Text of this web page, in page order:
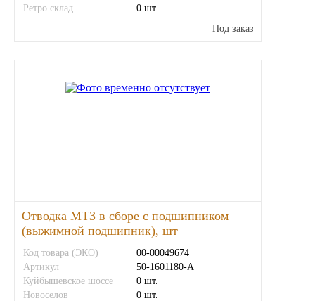
Специальные жидкости
АГРИНОЛ
ГАЗПРОМ
Ретро склад
0 шт.
Под заказ
Отводка МТЗ в сборе с подшипником
(выжимной подшипник), шт
Код товара (ЭКО)
00-00049674
Артикул
50-1601180-А
Куйбышевское шоссе
0 шт.
Новоселов
0 шт.